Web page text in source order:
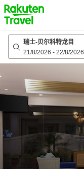
to
top
page
瑞士-贝尔科特龙目
21/8/2026 - 22/8/2026